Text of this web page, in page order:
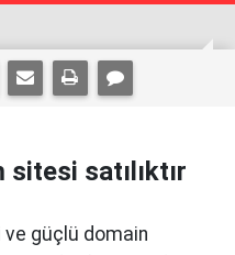
satılıktır
ve güçlü domain